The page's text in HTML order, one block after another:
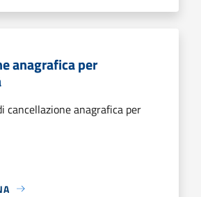
anagrafica per
cancellazione anagrafica per